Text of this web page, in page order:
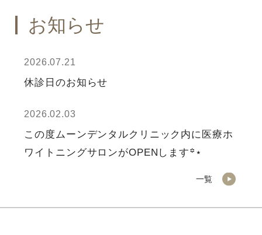
お知らせ
2026.07.21
休診日のお知らせ
2026.02.03
この度ムーンデンタルクリニック内に医療ホ
ワイトニングサロンがOPENします꙳⋆
一覧